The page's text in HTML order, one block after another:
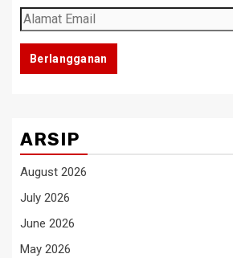
Alamat
Email
Berlangganan
ARSIP
August 2026
July 2026
June 2026
May 2026